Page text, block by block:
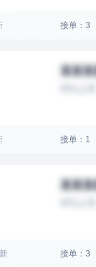
接单：3
某某
接单：1
某某
接单：3